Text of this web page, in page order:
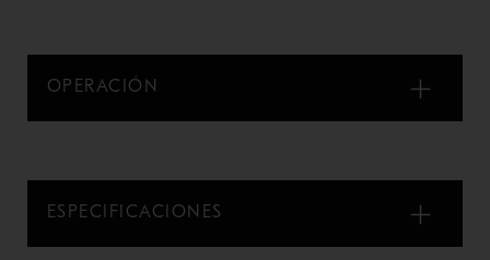
OPERACIÓN
ESPECIFICACIONES